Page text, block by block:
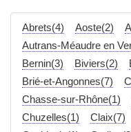
Abrets(4) Aoste(2)
Autrans-Méaudre en
Bernin(3)
Biviers(2)
Brié-et-Angonnes(7)
Chasse-sur-Rhône(1)
Chuzelles(1)
Claix(7)